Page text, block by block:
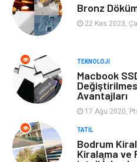
Kültür Otel
Turizm
Hediyelik Eşya
oyun alanları
uçak
Blogroll Bilet
Bronz
22 Kas 2023,
TEKNOLOJI
Macbook
Avantajları
17 Ağu 2020,
TATIL
Bodrum
Kiralama ve